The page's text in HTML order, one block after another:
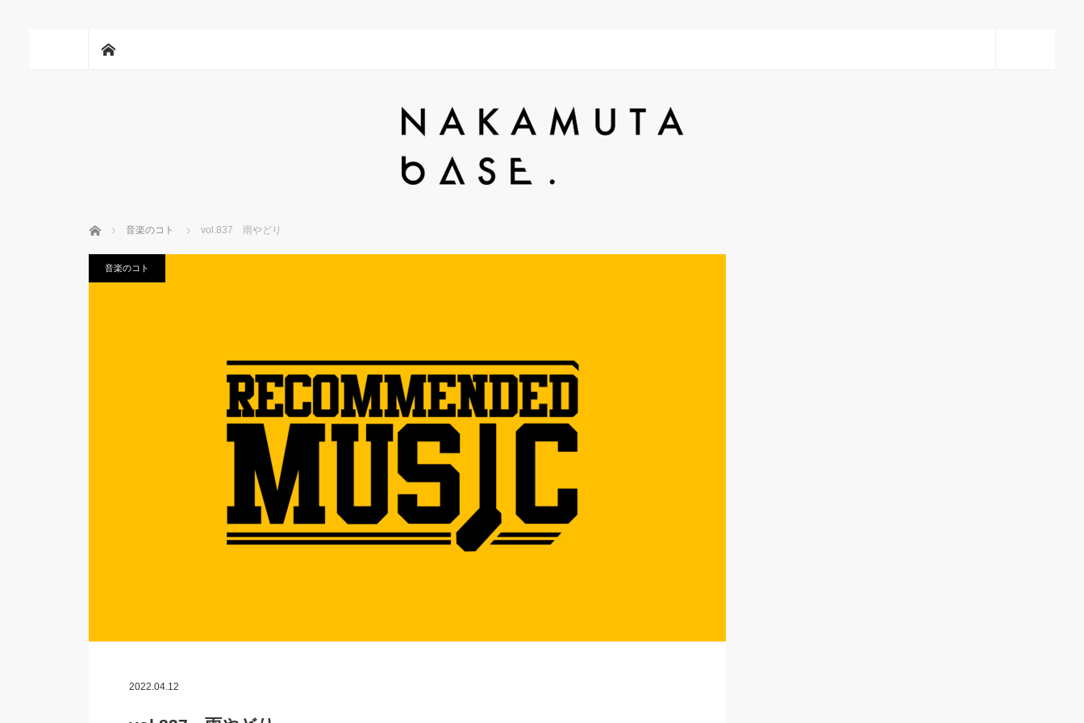
ホーム 音楽のコト vol.837 雨やどり
音楽のコト
2022.04.12